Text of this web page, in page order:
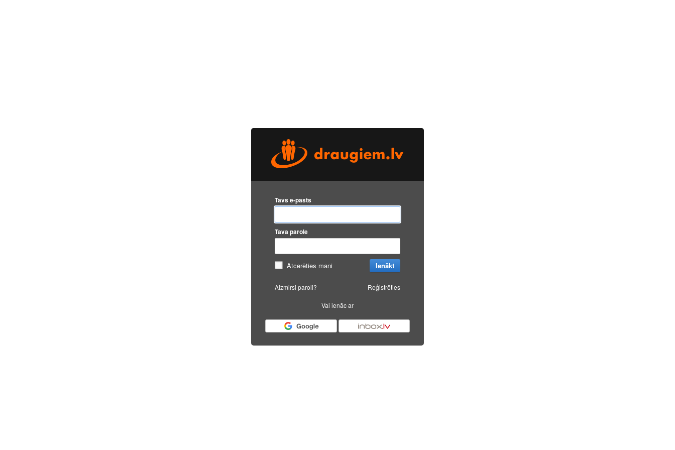
Tavs e-pasts
Tava parole
Atcerēties mani Ienākt
Aizmirsi paroli? Reģistrēties
Vai ienāc ar